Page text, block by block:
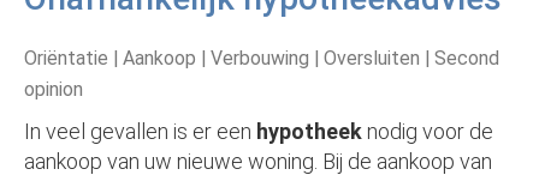
Oriëntatie | Aankoop | Verbouwing | Oversluiten | Second
opinion
In veel gevallen is er een hypotheek nodig voor de
aankoop van uw nieuwe woning. Bij de aankoop van